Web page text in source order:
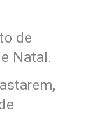
de
Natal.